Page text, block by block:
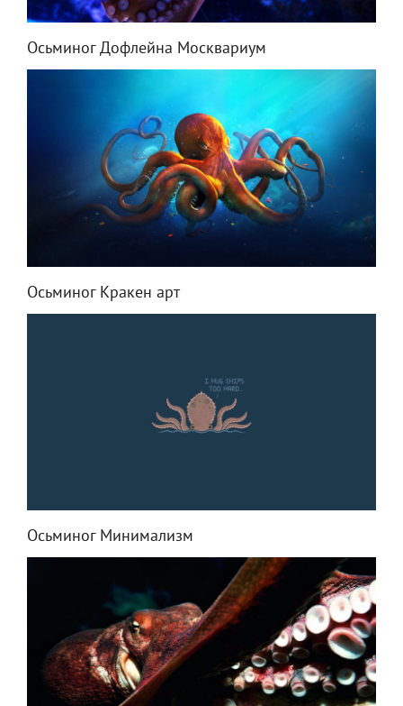
Осьминог Дофлейна Москвариум
Осьминог Кракен арт
Осьминог Минимализм